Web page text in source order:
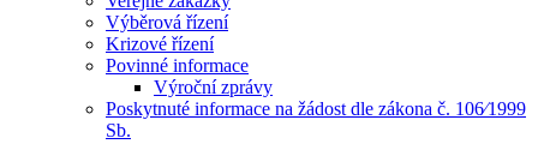
Výběrová řízení
Krizové řízení
Povinné informace
Výroční zprávy
Poskytnuté informace na žádost dle zákona č. 106⁄1999
Sb.